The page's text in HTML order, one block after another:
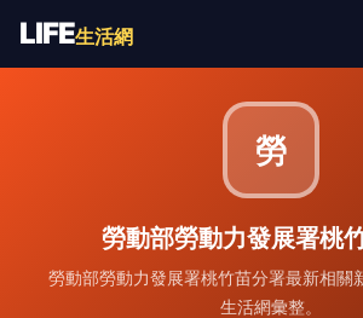
LIFE生活網
勞
勞動部勞動力發展署桃
勞動部勞動力發展署桃竹苗分署最新相關
生活網彙整。